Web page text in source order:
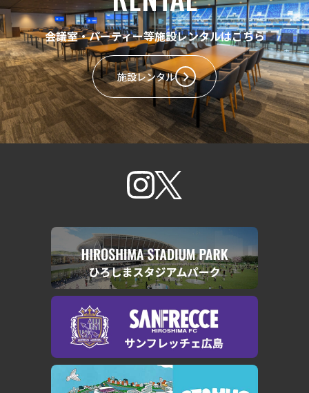
会議室・パーティー等施設レンタルはこちら
施設レンタル